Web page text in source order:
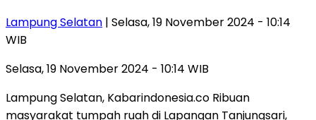
Lampung Selatan | Selasa, 19 November 2024 - 10:14
WIB
Selasa, 19 November 2024 - 10:14 WIB
Lampung Selatan, Kabarindonesia.co Ribuan
masyarakat tumpah ruah di Lapangan Tanjungsari,